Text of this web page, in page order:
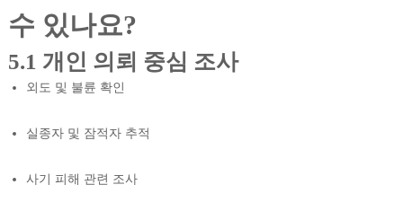
수 있나요?
5.1 개인 의뢰 중심 조사
외도 및 불륜 확인
실종자 및 잠적자 추적
사기 피해 관련 조사